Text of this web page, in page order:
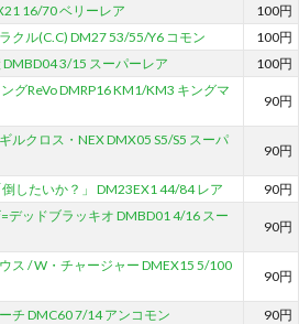
16/70 ベリーレア
100円
クル(C.C) DM27 53/55/Y6 コモン
100円
3/15 スーパーレア 100円
グReVo DMRP16 KM1/KM3 キングマ
90円
ルクロス・NEX DMX05 S5/S5 スーパ
90円
倒したいか？」 DM23EX1 44/84 レア 90円
デッドブラッキオ DMBD01 4/16 スー
90円
ス / W・チャージャー DMEX15 5/100
90円
チ DMC60 7/14 アンコモン 90円